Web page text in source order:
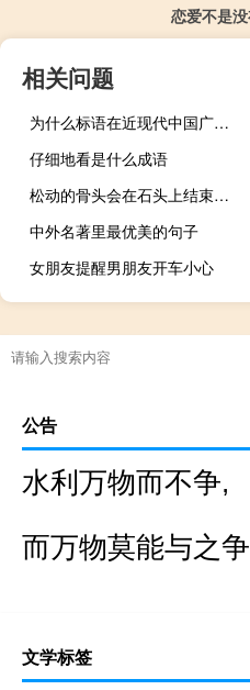
恋爱不是
相关问题
为什么标语在近现代中国广泛流行
仔细地看是什么成语
松动的骨头会在石头上结束，鱼会变成文字
中外名著里最优美的句子
女朋友提醒男朋友开车小心
公告
水利万物而不争,
而万物莫能与之争
文学标签